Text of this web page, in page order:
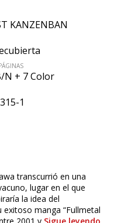
KANZENBAN
N + 7 Color
1
transcurrió en una
lugar en el que
la idea del
exitoso manga “Fullmetal